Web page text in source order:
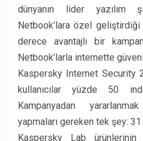
dünyanın lider yazılım
Netbook’lara özel geliştirdiği
derece avantajlı bir
Netbook’larla internette
Kaspersky Internet Security
kullanıcılar yüzde 50
Kampanyadan
yapmaları gereken tek şey:
Kaspersky Lab ürünlerinin